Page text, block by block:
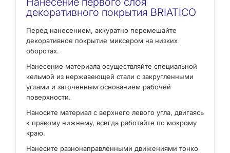
декоративного покрытия BRIATICO
Перед нанесением, аккуратно перемешайте
декоративное покрытие миксером на низких
оборотах.
Нанесение материала осуществляйте специальной
кельмой из нержавеющей стали с закругленными
углами и заточенным основанием рабочей
поверхности.
Наносите материал с верхнего левого угла, двигаясь
к правому нижнему, всегда работайте по мокрому
краю.
Нанесите разнонаправленными движениями тонко